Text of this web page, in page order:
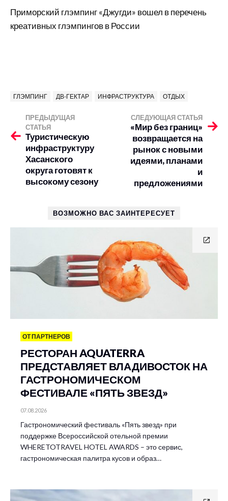
Приморский глэмпинг «Джугди» вошел в перечень
креативных глэмпингов в России
ГЛЭМПИНГ ДВ-ГЕКТАР ИНФРАСТРУКТУРА ОТДЫХ
ПРЕДЫДУЩАЯ
СТАТЬЯ
Туристическую
инфраструктуру
Хасанского
округа готовят к
высокому сезону
СЛЕДУЮЩАЯ СТАТЬЯ
«Мир без границ»
возвращается на
рынок с новыми
идеями, планами
и
предложениями
ВОЗМОЖНО ВАС ЗАИНТЕРЕСУЕТ
ОТ ПАРТНЕРОВ
РЕСТОРАН AQUATERRA
ПРЕДСТАВЛЯЕТ ВЛАДИВОСТОК НА
ГАСТРОНОМИЧЕСКОМ
ФЕСТИВАЛЕ «ПЯТЬ ЗВЕЗД»
07.08.2026
Гастрономический фестиваль «Пять звезд» при
поддержке Всероссийской отельной премии
WHERETOTRAVEL HOTEL AWARDS – это сервис,
гастрономическая палитра кусов и образ…